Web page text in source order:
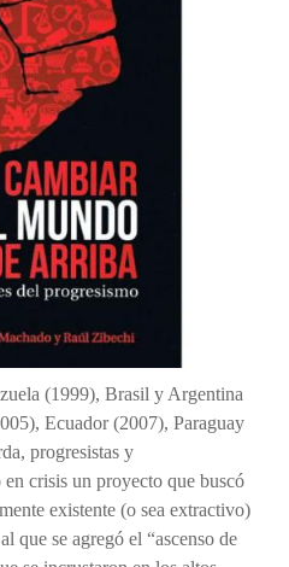
(1999), Brasil y Argentina
Ecuador (2007), Paraguay
progresistas y
crisis un proyecto que buscó
existente (o sea extractivo)
que se agregó el “ascenso de